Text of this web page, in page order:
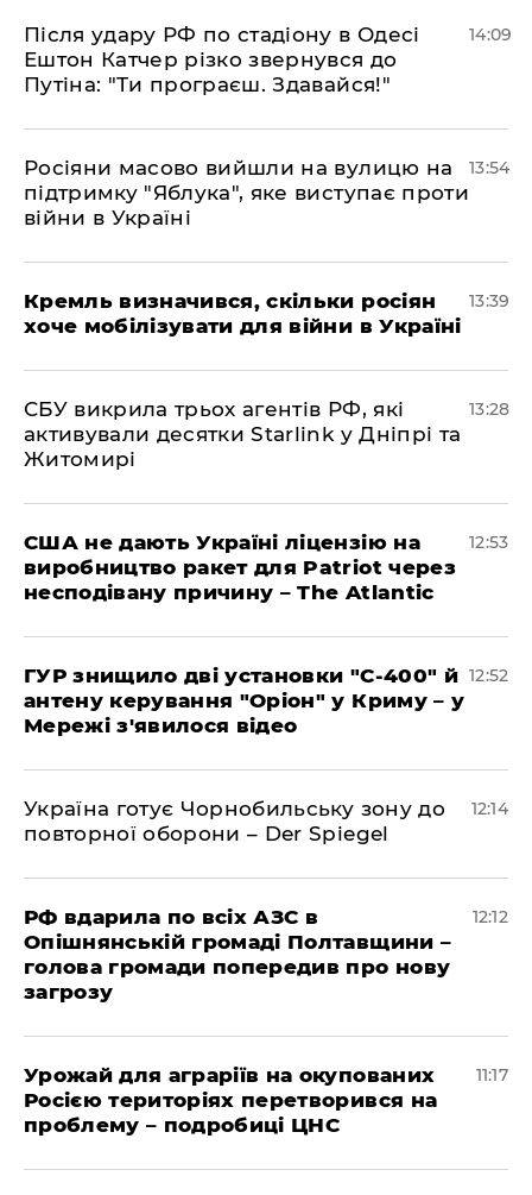
Після удару РФ по стадіону в Одесі
Ештон Катчер різко звернувся до
Путіна: "Ти програєш. Здавайся!"
14:09
Росіяни масово вийшли на вулицю на
підтримку "Яблука", яке виступає проти
війни в Україні
13:54
Кремль визначився, скільки росіян
хоче мобілізувати для війни в Україні
13:39
СБУ викрила трьох агентів РФ, які
активували десятки Starlink у Дніпрі та
Житомирі
13:28
США не дають Україні ліцензію на
виробництво ракет для Patriot через
несподівану причину – The Atlantic
12:53
ГУР знищило дві установки "С-400" й
антену керування "Оріон" у Криму – у
Мережі з'явилося відео
12:52
Україна готує Чорнобильську зону до
повторної оборони – Der Spiegel
12:14
РФ вдарила по всіх АЗС в
Опішнянській громаді Полтавщини –
голова громади попередив про нову
загрозу
12:12
Урожай для аграріїв на окупованих
Росією територіях перетворився на
проблему – подробиці ЦНС
11:17